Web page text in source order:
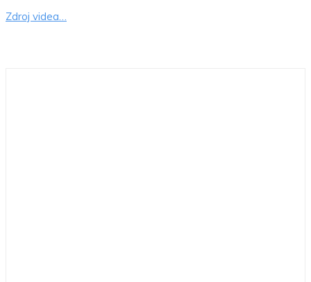
Zdroj videa…